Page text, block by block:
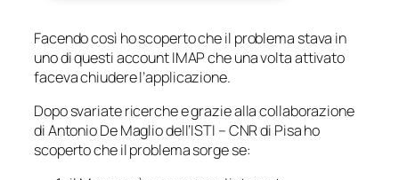
Facendo così ho scoperto che il problema stava in
uno di questi account IMAP che una volta attivato
faceva chiudere l’applicazione.
Dopo svariate ricerche e grazie alla collaborazione
di Antonio De Maglio dell’ISTI – CNR di Pisa ho
scoperto che il problema sorge se: